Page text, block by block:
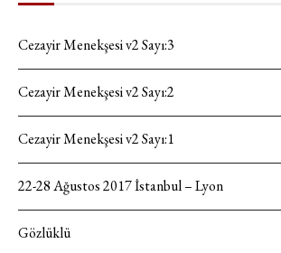
Cezayir Menekşesi v2 Sayı:3
Cezayir Menekşesi v2 Sayı:2
Cezayir Menekşesi v2 Sayı:1
22-28 Ağustos 2017 İstanbul – Lyon
Gözlüklü